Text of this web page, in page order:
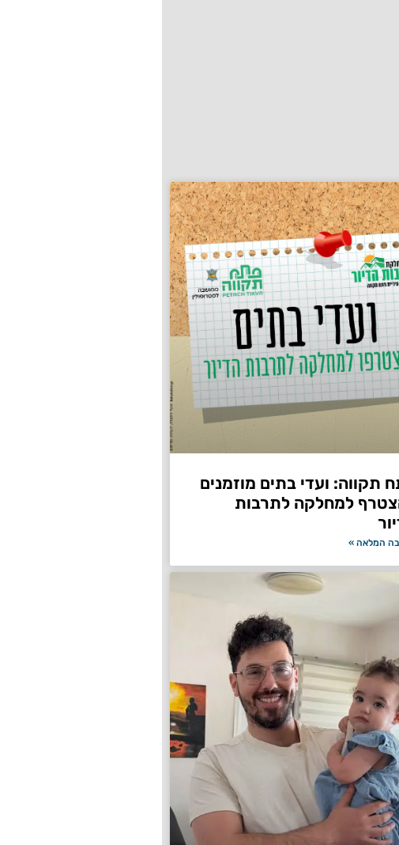
תקווה: ועדי בתים מוזמנים
למחלקה לתרבות
המלאה »